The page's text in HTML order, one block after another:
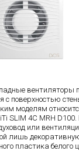
вентиляторы
с поверхностью
моделям
SLIM 4C MRH D100.
или
лишь
пластика белого